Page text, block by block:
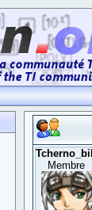
Tcherno_bill
Membre